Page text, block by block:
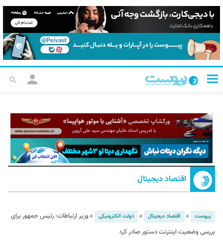
اقتصاد دیجیتال
پیوست » اقتصاد دیجیتال » دولت الکترونیکی » وزیر ارتباطات: رئیس جمهور برای
بررسی وضعیت اینترنت دستور صادر کرد